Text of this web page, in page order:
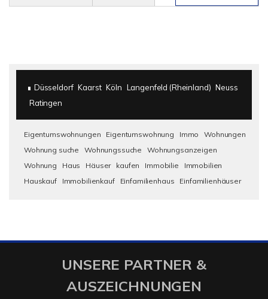
Düsseldorf Kaarst Köln Langenfeld (Rheinland) Neuss
Ratingen
Eigentumswohnungen Eigentumswohnung Immo
Wohnungen
Wohnung suche
Wohnungssuche
Wohnungsanzeigen
Wohnung
Haus Häuser kaufen Immobilie
Immobilien
Hauskauf
Immobilienkauf Einfamilienhaus Einfamilienhäuser
UNSERE PARTNER &
AUSZEICHNUNGEN